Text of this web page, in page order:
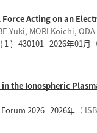
Acting on an
Yuki, MORI Koichi,
) 430101 2026年01月
the Ionospheric
2026 2026年（